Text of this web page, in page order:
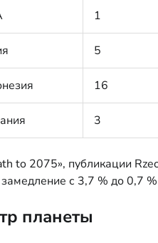
1
5
16
3
to 2075», публикации
с 3,7 % до 0,7 %
планеты